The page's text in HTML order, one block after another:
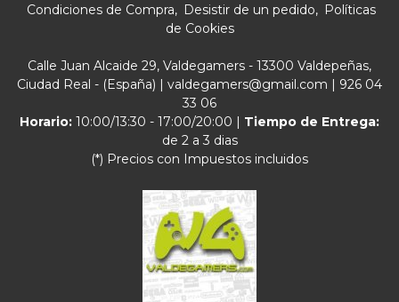
Condiciones de Compra
Desistir de un pedido
Políticas
de Cookies
Calle Juan Alcaide 29, Valdegamers - 13300 Valdepeñas,
Ciudad Real - (España) | valdegamers@gmail.com | 926 04
33 06
Horario: 10:00/13:30 - 17:00/20:00 | Tiempo de Entrega:
de 2 a 3 dias
(*) Precios con Impuestos incluidos